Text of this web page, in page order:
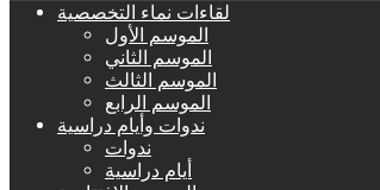
لقاءات نماء التخصصية
الموسم الأول
الموسم الثاني
الموسم الثالث
الموسم الرابع
ندوات وأيام دراسية
ندوات
أيام دراسية